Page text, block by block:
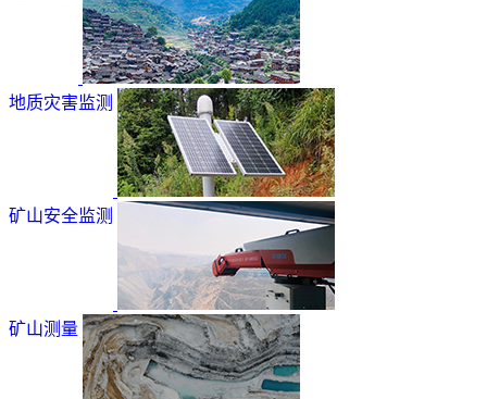
地质灾害监测
矿山安全监测
矿山测量